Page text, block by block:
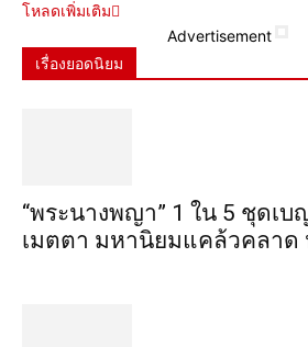
โหลดเพิ่มเติม
Advertisement
เรื่องยอดนิยม
“พระ​นาง​พญา” 1 ใน 5​ ชุดเ
เมตตา​ มหา​นิยม​แคล้วคลาด​